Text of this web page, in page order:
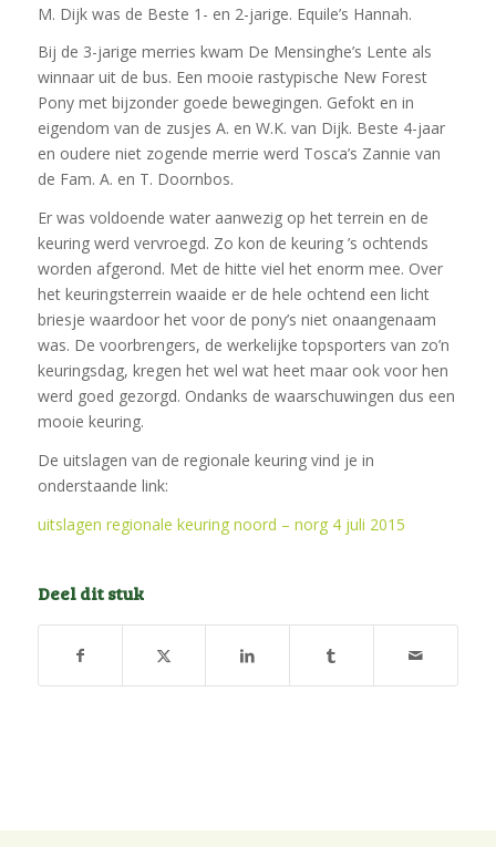
M. Dijk was de Beste 1- en 2-jarige. Equile’s Hannah.
Bij de 3-jarige merries kwam De Mensinghe’s Lente als
winnaar uit de bus. Een mooie rastypische New Forest
Pony met bijzonder goede bewegingen. Gefokt en in
eigendom van de zusjes A. en W.K. van Dijk. Beste 4-jaar
en oudere niet zogende merrie werd Tosca’s Zannie van
de Fam. A. en T. Doornbos.
Er was voldoende water aanwezig op het terrein en de
keuring werd vervroegd. Zo kon de keuring ’s ochtends
worden afgerond. Met de hitte viel het enorm mee. Over
het keuringsterrein waaide er de hele ochtend een licht
briesje waardoor het voor de pony’s niet onaangenaam
was. De voorbrengers, de werkelijke topsporters van zo’n
keuringsdag, kregen het wel wat heet maar ook voor hen
werd goed gezorgd. Ondanks de waarschuwingen dus een
mooie keuring.
De uitslagen van de regionale keuring vind je in
onderstaande link:
uitslagen regionale keuring noord – norg 4 juli 2015
Deel dit stuk